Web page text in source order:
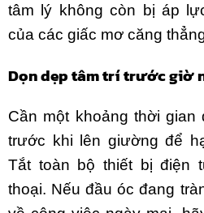
tâm lý không còn bị áp
của các giấc mơ căng
Dọn dẹp tâm trí trước giờ
Cần một khoảng thời gian
trước khi lên giường để
Tắt toàn bộ thiết bị điện
thoại. Nếu đầu óc đang